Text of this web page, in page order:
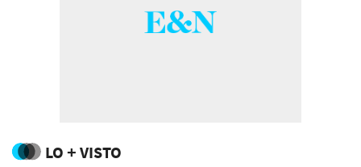
LO + VISTO